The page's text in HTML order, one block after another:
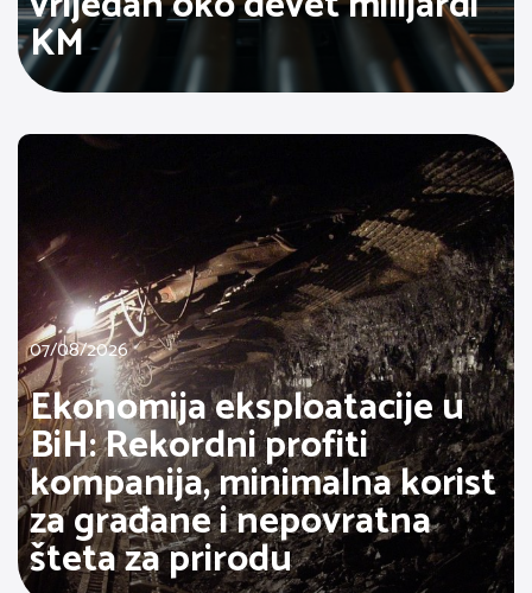
KM
07/08/2026
Ekonomija eksploatacije u
BiH: Rekordni profiti
kompanija, minimalna korist
za građane i nepovratna
šteta za prirodu